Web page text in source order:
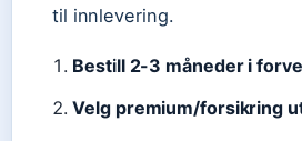
til innlevering.
Bestill 2-3 måneder i
Velg premium/forsikring